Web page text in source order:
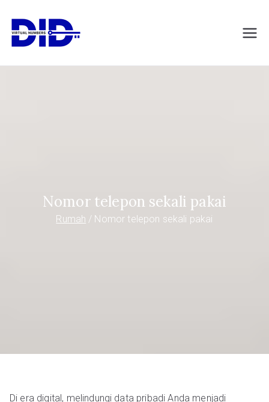
konten
DIDVirtualNumb
Nomor telepon sekali pakai
Rumah Nomor telepon sekali pakai
Di era digital, melindungi data pribadi Anda menjadi